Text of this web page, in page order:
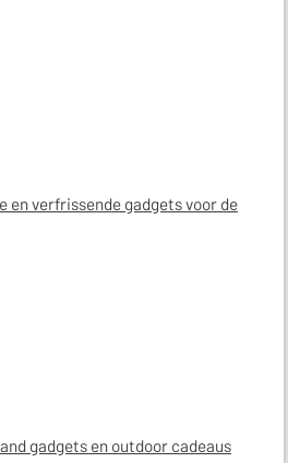
en verfrissende gadgets voor de
gadgets en outdoor cadeaus